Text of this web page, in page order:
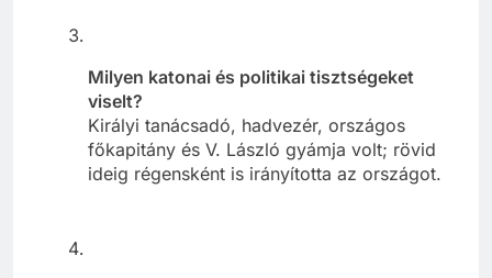
Milyen katonai és politikai tisztségeket
viselt?
Királyi tanácsadó, hadvezér, országos
főkapitány és V. László gyámja volt; rövid
ideig régensként is irányította az országot.